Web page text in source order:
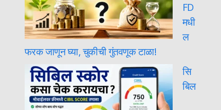
FD
मधी
ल
फरक जाणून घ्या, चुकीची गुंतवणूक टाळा!
सि
बिल